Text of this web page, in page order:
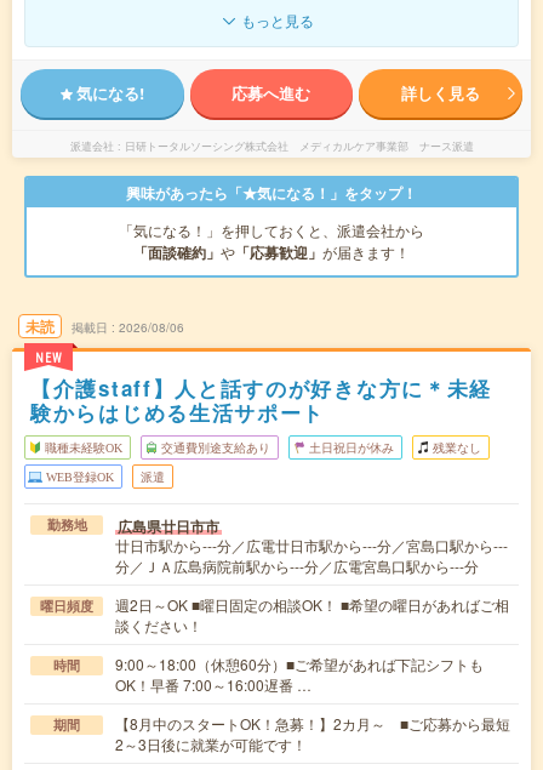
もっと見る
気になる! 応募へ進む 詳しく見る
派遣会社 日研トータルソーシング株式会社 メディカルケア事業部 ナース派遣
興味があったら「★気になる！」をタップ！
「気になる！」を押しておくと、派遣会社から
「面談確約」 や 「応募歓迎」 が届きます！
未読
NEW
掲載日 2026/08/06
【介護staff】人と話すのが好きな方に＊未経
験からはじめる生活サポート
職種未経験OK 交通費別途支給あり 土日祝日が休み 残業なし
WEB登録OK 派遣
勤務地 広島県廿日市市
廿日市駅から---分／広電廿日市駅から---分／宮島口駅から---
分／ＪＡ広島病院前駅から---分／広電宮島口駅から---分
曜日頻度
週2日～OK ■曜日固定の相談OK！ ■希望の曜日があればご相
談ください！
時間
9:00～18:00（休憩60分）■ご希望があれば下記シフトも
OK！早番 7:00～16:00遅番 …
期間
【8月中のスタートOK！急募！】2カ月～ ■ご応募から最短
2～3日後に就業が可能です！